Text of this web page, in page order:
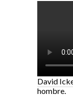
David
hombre.